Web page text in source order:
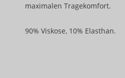
maximalen Tragekomfort.
90% Viskose, 10% Elasthan.